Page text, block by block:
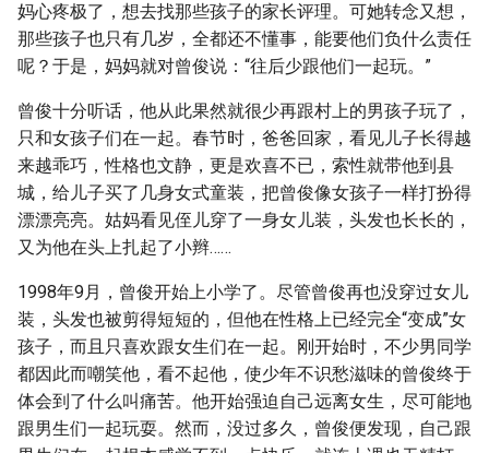
妈心疼极了，想去找那些孩子的家长评理。可她转念又想，
那些孩子也只有几岁，全都还不懂事，能要他们负什么责任
呢？于是，妈妈就对曾俊说：“往后少跟他们一起玩。”
曾俊十分听话，他从此果然就很少再跟村上的男孩子玩了，
只和女孩子们在一起。春节时，爸爸回家，看见儿子长得越
来越乖巧，性格也文静，更是欢喜不已，索性就带他到县
城，给儿子买了几身女式童装，把曾俊像女孩子一样打扮得
漂漂亮亮。姑妈看见侄儿穿了一身女儿装，头发也长长的，
又为他在头上扎起了小辫……
1998年9月，曾俊开始上小学了。尽管曾俊再也没穿过女儿
装，头发也被剪得短短的，但他在性格上已经完全“变成”女
孩子，而且只喜欢跟女生们在一起。刚开始时，不少男同学
都因此而嘲笑他，看不起他，使少年不识愁滋味的曾俊终于
体会到了什么叫痛苦。他开始强迫自己远离女生，尽可能地
跟男生们一起玩耍。然而，没过多久，曾俊便发现，自己跟